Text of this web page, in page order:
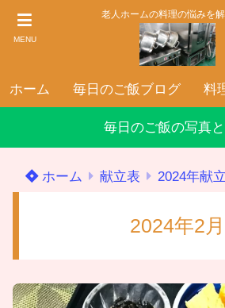
MENU
老人ホームの料理の悩みを解
ホーム 毎日のご飯ブログ 料
毎日のご飯の写真
ホーム 献立表 2024年献立
2024年2月